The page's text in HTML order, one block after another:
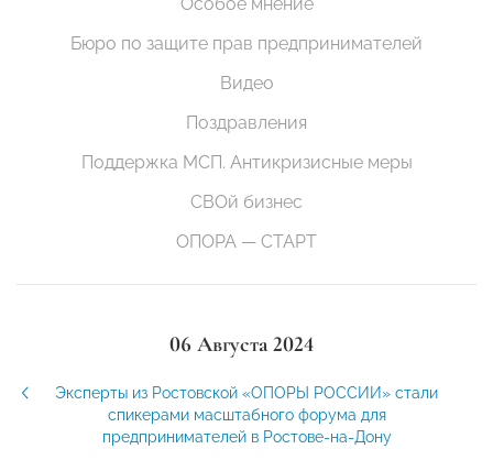
Бюро по защите прав предпринимателей
Видео
Поздравления
Поддержка МСП. Антикризисные меры
СВОй бизнес
ОПОРА — СТАРТ
06 Августа 2024
Эксперты из Ростовской «ОПОРЫ РОССИИ» стали
спикерами масштабного форума для
предпринимателей в Ростове-на-Дону